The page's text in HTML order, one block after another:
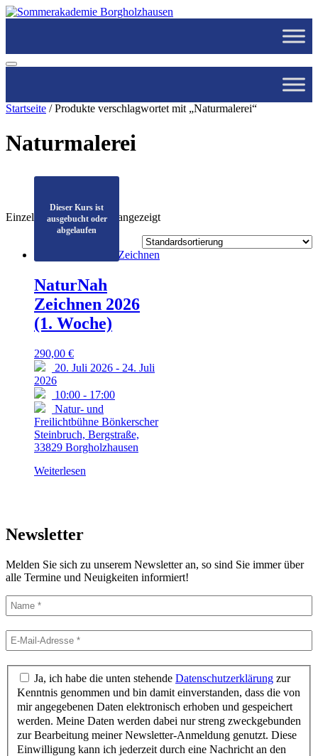
Startseite / Produkte verschlagwortet mit „Naturmalerei“
Naturmalerei
Filter nach Woche
Einzelnes Ergebnis wird angezeigt
Dieser Kurs ist
ausgebucht oder
abgelaufen
NaturNah
Zeichnen 2026
(1. Woche)
290,00 €
20. Juli 2026 - 24. Juli
2026
10:00 - 17:00
Natur- und
Freilichtbühne Bönkerscher
Steinbruch, Bergstraße,
33829 Borgholzhausen
Weiterlesen
Newsletter
Melden Sie sich zu unserem Newsletter an, so sind Sie immer über
alle Termine und Neuigkeiten informiert!
Ja, ich habe die unten stehende Datenschutzerklärung zur
Kenntnis genommen und bin damit einverstanden, dass die von
mir angegebenen Daten elektronisch erhoben und gespeichert
werden. Meine Daten werden dabei nur streng zweckgebunden
zur Bearbeitung meiner Newsletter-Anmeldung genutzt. Diese
Einwilligung kann ich jederzeit durch eine Nachricht an den